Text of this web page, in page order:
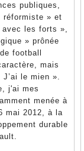
publiques,
réformiste » et
les forts »,
» prônée
football
mais
le mien ».
j'ai mes
menée à
mai 2012, à la
durable